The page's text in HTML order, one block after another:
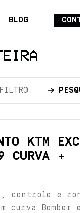
BLOG
KTM
+
controle e
curva Bomber e